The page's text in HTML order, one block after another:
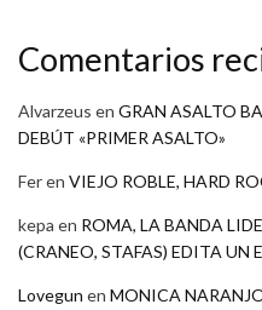
Comentarios
Alvarzeus en GRAN ASALTO
DEBÚT «PRIMER ASALTO»
Feren VIEJO ROBLE, HARD
kepa en ROMA, LA BANDA
(CRANEO, STAFAS) EDITA UN
Lovegun en MONICA